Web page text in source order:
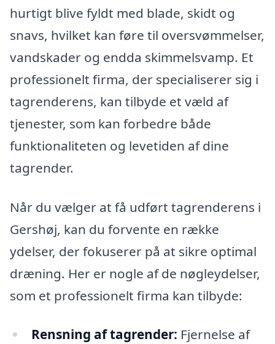
hurtigt blive fyldt med blade, skidt og
snavs, hvilket kan føre til oversvømmelser,
vandskader og endda skimmelsvamp. Et
professionelt firma, der specialiserer sig i
tagrenderens, kan tilbyde et væld af
tjenester, som kan forbedre både
funktionaliteten og levetiden af dine
tagrender.
Når du vælger at få udført tagrenderens i
Gershøj, kan du forvente en række
ydelser, der fokuserer på at sikre optimal
dræning. Her er nogle af de nøgleydelser,
som et professionelt firma kan tilbyde:
Rensning af tagrender: Fjernelse af